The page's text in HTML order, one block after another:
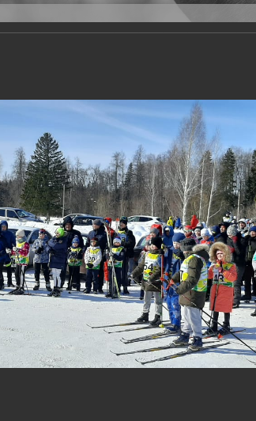
Задать вопрос
Деятельность Базы данных